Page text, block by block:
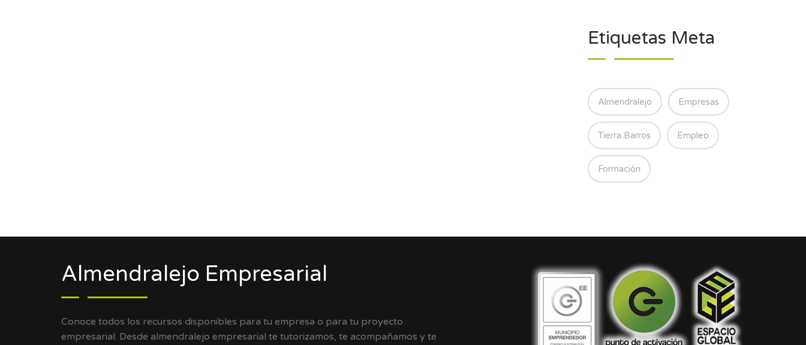
Etiquetas Meta
Almendralejo Empresas
Tierra Barros Empleo
Formación
Almendralejo Empresarial
Conoce todos los recursos disponibles para tu empresa o para tu proyecto
empresarial. Desde almendralejo empresarial te tutorizamos, te acompañamos y te